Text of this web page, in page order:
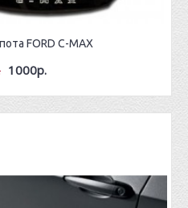
FORD C-MAX
1000р.